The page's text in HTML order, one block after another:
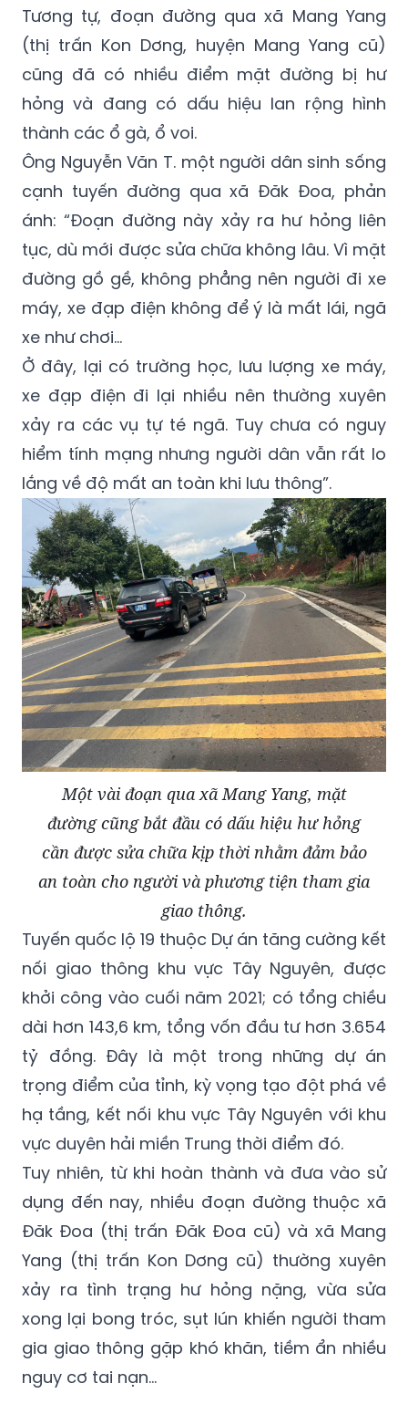
Tương tự, đoạn đường qua xã Mang Yang
(thị trấn Kon Dơng, huyện Mang Yang cũ)
cũng đã có nhiều điểm mặt đường bị hư
hỏng và đang có dấu hiệu lan rộng hình
thành các ổ gà, ổ voi.
Ông Nguyễn Văn T. một người dân sinh sống
cạnh tuyến đường qua xã Đăk Đoa, phản
ánh: “Đoạn đường này xảy ra hư hỏng liên
tục, dù mới được sửa chữa không lâu. Vì mặt
đường gồ gề, không phẳng nên người đi xe
máy, xe đạp điện không để ý là mất lái, ngã
xe như chơi…
Ở đây, lại có trường học, lưu lượng xe máy,
xe đạp điện đi lại nhiều nên thường xuyên
xảy ra các vụ tự té ngã. Tuy chưa có nguy
hiểm tính mạng nhưng người dân vẫn rất lo
lắng về độ mất an toàn khi lưu thông”.
Một vài đoạn qua xã Mang Yang, mặt
đường cũng bắt đầu có dấu hiệu hư hỏng
cần được sửa chữa kịp thời nhằm đảm bảo
an toàn cho người và phương tiện tham gia
giao thông.
Tuyến quốc lộ 19 thuộc Dự án tăng cường kết
nối giao thông khu vực Tây Nguyên, được
khởi công vào cuối năm 2021; có tổng chiều
dài hơn 143,6 km, tổng vốn đầu tư hơn 3.654
tỷ đồng. Đây là một trong những dự án
trọng điểm của tỉnh, kỳ vọng tạo đột phá về
hạ tầng, kết nối khu vực Tây Nguyên với khu
vực duyên hải miền Trung thời điểm đó.
Tuy nhiên, từ khi hoàn thành và đưa vào sử
dụng đến nay, nhiều đoạn đường thuộc xã
Đăk Đoa (thị trấn Đăk Đoa cũ) và xã Mang
Yang (thị trấn Kon Dơng cũ) thường xuyên
xảy ra tình trạng hư hỏng nặng, vừa sửa
xong lại bong tróc, sụt lún khiến người tham
gia giao thông gặp khó khăn, tiềm ẩn nhiều
nguy cơ tai nạn…